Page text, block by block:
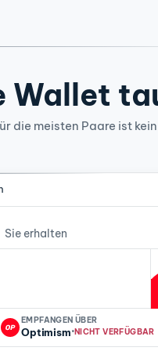
Wallet
die meisten Paare ist
Sie erhalten
EMPFANGEN ÜBER
Optimism·NICHT VERFÜGBAR